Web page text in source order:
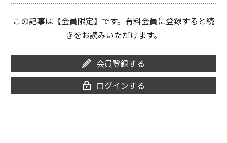
この記事は【会員限定】です。有料会員に登録すると続
きをお読みいただけます。
会員登録する
ログインする